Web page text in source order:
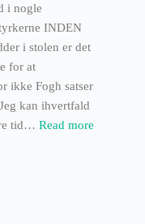
i nogle
INDEN
i stolen er det
for at
ikke Fogh satser
kan ihvertfald
tid… Read more